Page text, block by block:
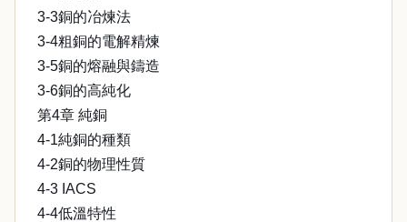
3-3銅的冶煉法
3-4粗銅的電解精煉
3-5銅的熔融與鑄造
3-6銅的高純化
第4章 純銅
4-1純銅的種類
4-2銅的物理性質
4-3 IACS
4-4低溫特性